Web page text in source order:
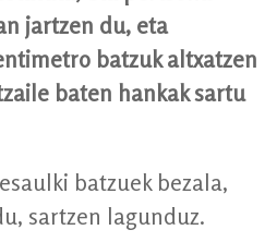
jartzen du, eta
batzuk altxatzen
baten hankak sartu
batzuek bezala,
sartzen lagunduz.